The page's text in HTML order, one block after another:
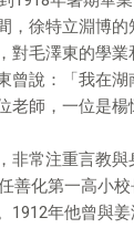
，徐特立淵博的
對毛澤東的學
曾說：「我在
老師，一位是
非常注重言教與
善化第一高小
1912年他曾與